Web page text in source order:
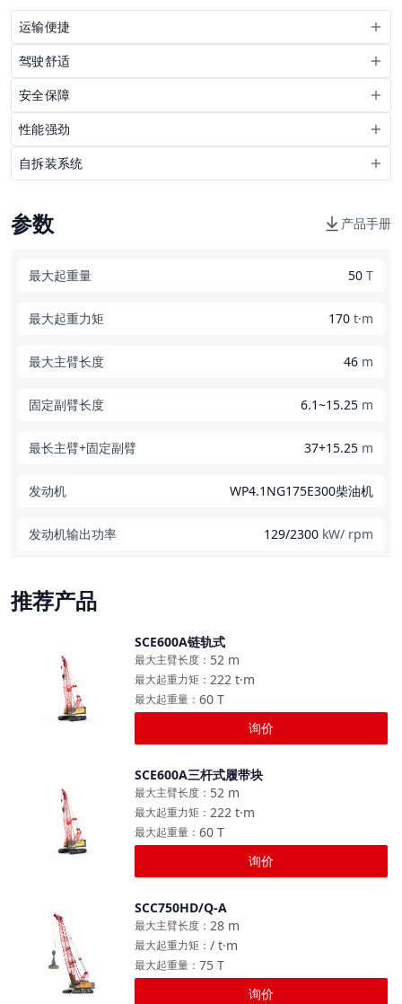
运输便捷
驾驶舒适
安全保障
性能强劲
自拆装系统
参数 产品手册
最大起重量 50 T
最大起重力矩 170 t·m
最大主臂长度 46 m
固定副臂长度 6.1~15.25 m
最长主臂+固定副臂 37+15.25 m
发动机 WP4.1NG175E300柴油机
发动机输出功率 129/2300 kW/ rpm
推荐产品
SCE600A链轨式
52 m
最大主臂长度 ：
222 t·m
最大起重力矩 ：
60 T
最大起重量 ：
询价
SCE600A三杆式履带块
52 m
最大主臂长度 ：
222 t·m
最大起重力矩 ：
60 T
最大起重量 ：
询价
SCC750HD/Q-A
28 m
最大主臂长度 ：
/ t·m
最大起重力矩 ：
75 T
最大起重量 ：
询价